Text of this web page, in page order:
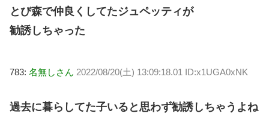
とび森で仲良くしてたジュペッティが
勧誘しちゃった
783: 名無しさん 2022/08/20(土) 13:09:18.01 ID:x1UGA0xNK
過去に暮らしてた子いると思わず勧誘しちゃうよね